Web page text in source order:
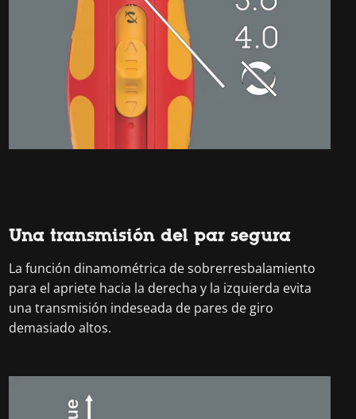
Una transmisión del par segura
La función dinamométrica de sobrerresbalamiento
para el apriete hacia la derecha y la izquierda evita
una transmisión indeseada de pares de giro
demasiado altos.